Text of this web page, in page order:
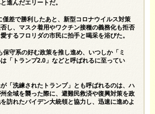
進んだエリートだ。
差で勝利したあと、新型コロナウイルス対策
し、マスク着用やワクチン接種の義務化も拒否
するフロリダの市民に拍手と喝采を浴びた。
保守系の好む政策を推し進め、いつしか「ミ
「トランプ2.0」などと呼ばれるに至ってい
「洗練されたトランプ」とも呼ばれるのは、ハ
全域を襲った際に、避難民救済や復興対策を政
訪れたバイデン大統領と協力し、迅速に進めよ